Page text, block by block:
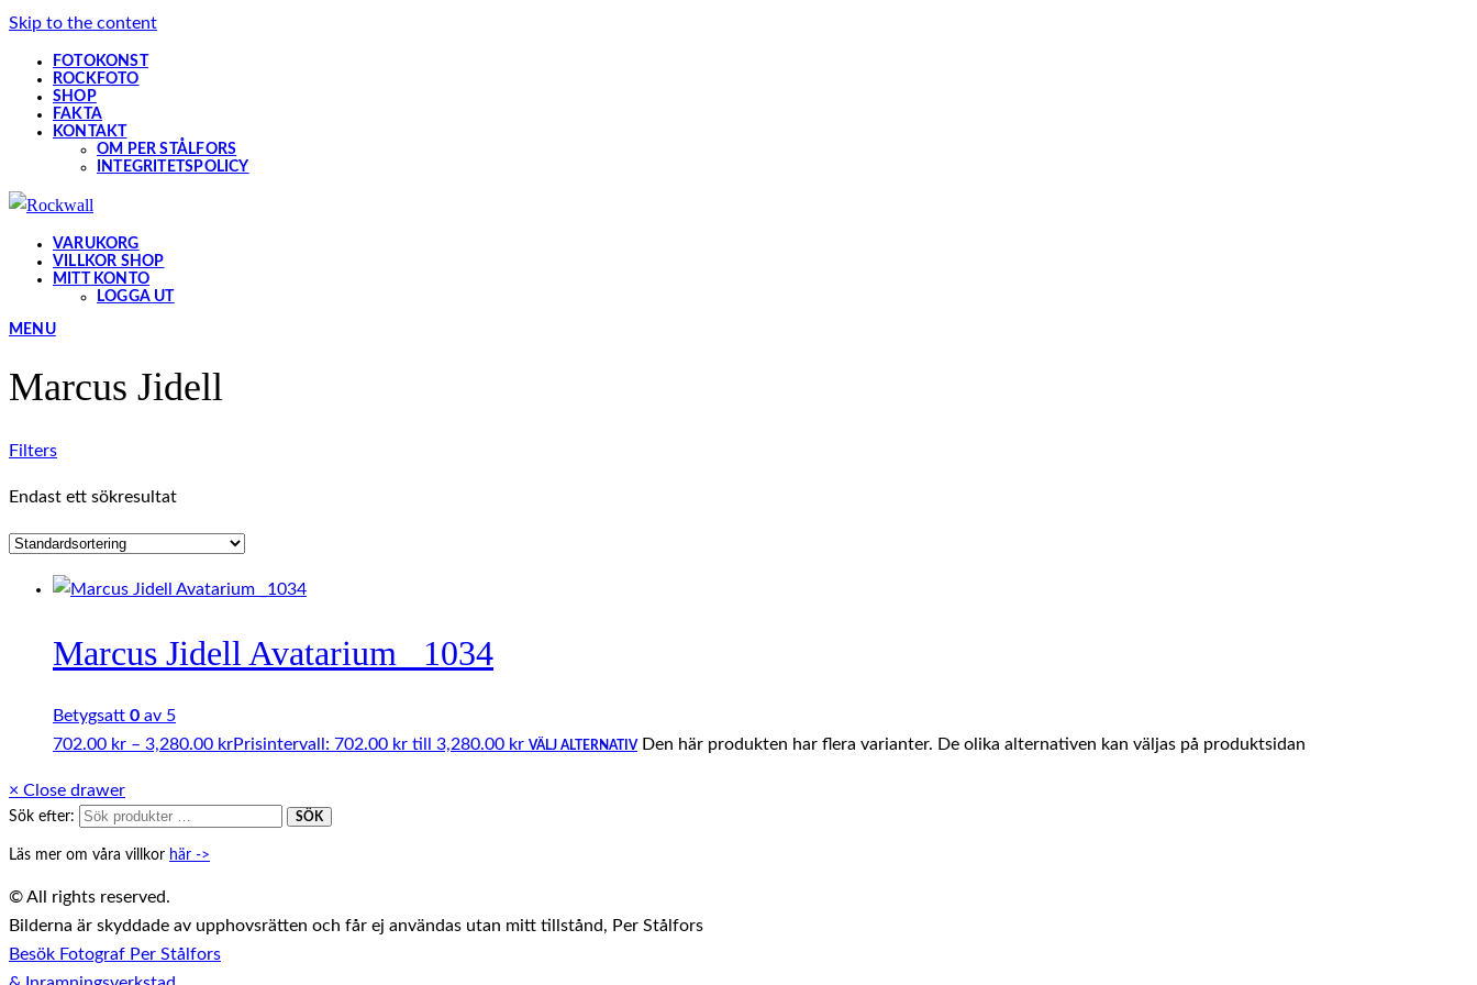
Skip to the content
FOTOKONST
ROCKFOTO
SHOP
FAKTA
KONTAKT
OM PER STÅLFORS
INTEGRITETSPOLICY
VARUKORG
VILLKOR SHOP
MITT KONTO
LOGGA UT
MENU
Marcus Jidell
Filters
Endast ett sökresultat
Marcus Jidell Avatarium _1034
Betygsatt 0 av 5
702.00 kr – 3,280.00 krPrisintervall: 702.00 kr till 3,280.00 kr VÄLJ ALTERNATIV Den här produkten har flera varianter. De olika alternativen kan väljas på produktsidan
× Close drawer
Sök efter: SÖK
Läs mer om våra villkor här ->
© All rights reserved.
Bilderna är skyddade av upphovsrätten och får ej användas utan mitt tillstånd, Per Stålfors
Besök Fotograf Per Stålfors